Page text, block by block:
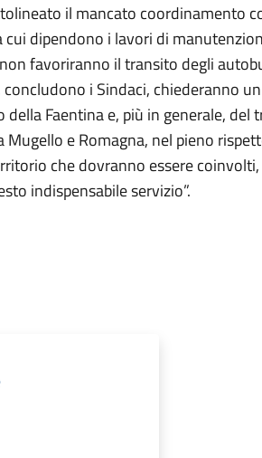
il mancato coordinamento
dipendono i lavori di
favoriranno il transito degli
i Sindaci, chiederanno
Faentina e, più in generale, del
e Romagna, nel pieno
che dovranno essere
indispensabile servizio”.